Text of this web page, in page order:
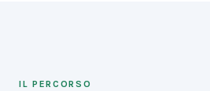
IL PERCORSO